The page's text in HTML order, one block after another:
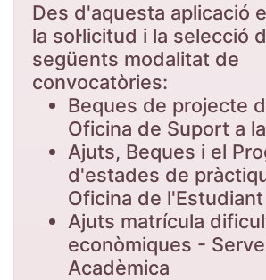
Des d'aquesta aplicació
la sol·licitud i la selecció
següents modalitat de
convocatòries:
Beques de projecte
Oficina de Suport a
Ajuts, Beques i el
d'estades de
Oficina de l'Estudiant
Ajuts matrícula
econòmiques -
Acadèmica